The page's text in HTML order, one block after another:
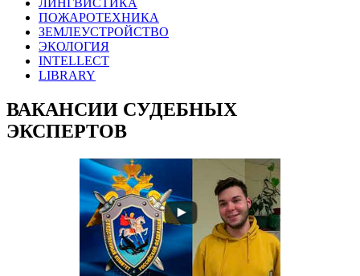
ЛИНГВИСТИКА
ПОЖАРОТЕХНИКА
ЗЕМЛЕУСТРОЙСТВО
ЭКОЛОГИЯ
INTELLECT
LIBRARY
ВАКАНСИИ СУДЕБНЫХ
ЭКСПЕРТОВ